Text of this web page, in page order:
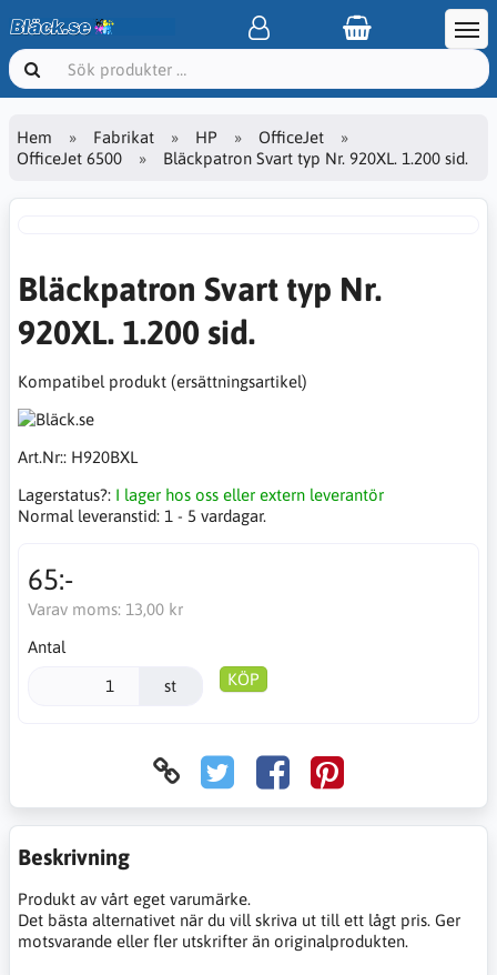
Hem Fabrikat HP
OfficeJet
OfficeJet 6500
Bläckpatron Svart typ Nr. 920XL. 1.200 sid.
Bläckpatron Svart typ Nr.
920XL. 1.200 sid.
Kompatibel produkt (ersättningsartikel)
Art.Nr:: H920BXL
Lagerstatus?: I lager hos oss eller extern leverantör
Normal leveranstid: 1 - 5 vardagar.
65:-
Varav moms: 13,00 kr
Antal
st KÖP
Beskrivning
Produkt av vårt eget varumärke.
Det bästa alternativet när du vill skriva ut till ett lågt pris. Ger
motsvarande eller fler utskrifter än originalprodukten.